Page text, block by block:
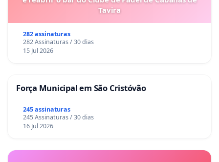
Tavira
282 assinaturas
282 Assinaturas / 30 dias
15 Jul 2026
Força Municipal em São Cristóvão
245 assinaturas
245 Assinaturas / 30 dias
16 Jul 2026